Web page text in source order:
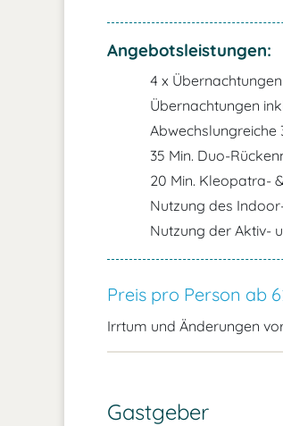
Angebotsleistungen:
4 x Übernachtungen
Übernachtungen
Abwechslungreiche
35 Min. Duo-
20 Min. Kleopatra-
Nutzung des
Nutzung der Aktiv-
Preis pro Person ab
Irrtum und Änderungen
Gastgeber